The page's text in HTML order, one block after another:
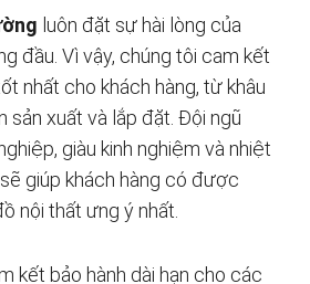
luôn đặt sự hài lòng của
đầu. Vì vậy, chúng tôi cam kết
nhất cho khách hàng, từ khâu
sản xuất và lắp đặt. Đội ngũ
giàu kinh nghiệm và nhiệt
giúp khách hàng có được
nội thất ưng ý nhất.
kết bảo hành dài hạn cho các